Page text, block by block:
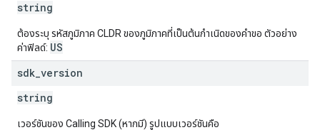
string
ต้องระบุ รหัสภูมิภาค CLDR ของภูมิภาคที่เป็นต้นกำเนิดของคำขอ ตัวอย่าง
ค่าฟิลด์: US
sdk version
string
เวอร์ชันของ Calling SDK (หากมี) รูปแบบเวอร์ชันคือ